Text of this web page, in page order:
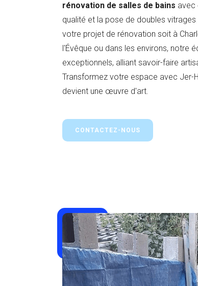
rénovation de salles de bains avec
qualité et la pose de doubles
votre projet de rénovation soit à
l'Évêque ou dans les environs, notre
exceptionnels, alliant savoir-faire
Transformez votre espace avec Jer-
devient une œuvre d'art.
CONTACTEZ-NOUS